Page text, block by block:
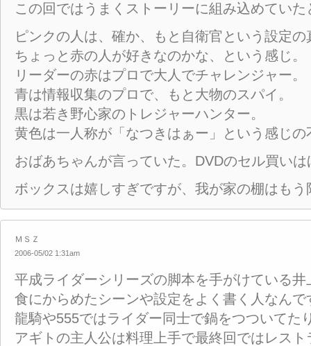
この回ではうまくストーリーに組み込めていた
ピンクの人は、確か、もと自衛官という設定
ちょっと赤の人が好きなのかな、という感じ。
リーダーの赤はプロで大人でチャレンジャー。
青は情報収集のプロで、もと大物のスパイ。
黒は若き野心家のトレジャーハンター。
黄色は一人称が「なつきはぁー」という感じ
おばあちゃんが言っていた。DVDのセル買い
ボックスは嬉しすぎですが、我が家の棚はもう
ＭＳＺ
2006-05/02 1:31am
平成ライダーシリーズの脚本を手がけている
食にからめたシーンや設定をよく書く人なんで
龍騎や555ではライダー同士で鍋をつついてた
アギトの主人公は料理上手で最終回ではレス